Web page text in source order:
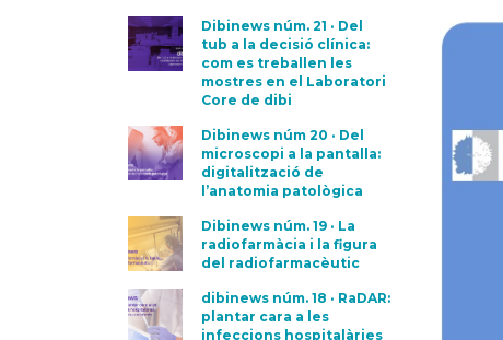
Dibinews núm. 21 · Del
tub a la decisió clínica:
com es treballen les
mostres en el Laboratori
Core de dibi
Dibinews núm 20 · Del
microscopi a la pantalla:
digitalització de
l’anatomia patològica
Dibinews núm. 19 · La
radiofarmàcia i la figura
del radiofarmacèutic
dibinews núm. 18 · RaDAR:
plantar cara a les
infeccions hospitalàries